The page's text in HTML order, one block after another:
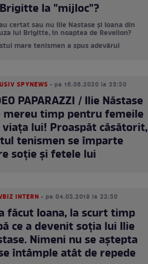
la "mijloc"?
certat sau nu Ilie Nastase și Ioana din
lui Brigitte, în noaptea de Revelion?
mare tenismen a spus adevărul
SPYNEWS • pe 16.06.2020 la 23:50
PAPARAZZI / Ilie Năstase
mereu timp pentru femeile
lui! Proaspăt căsătorit,
tenismen se împarte
soție și fetele lui
INTERN • pe 04.05.2019 la 22:50
făcut Ioana, la scurt timp
ce a devenit soția lui Ilie
Nimeni nu se aștepta
întâmple atât de repede